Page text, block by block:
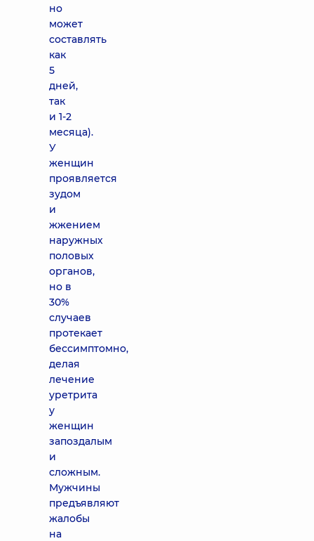
но
может
составлять
как
5
дней,
так
и 1-2
месяца).
У
женщин
проявляется
зудом
и
жжением
наружных
половых
органов,
но в
30%
случаев
протекает
бессимптомно,
делая
лечение
уретрита
у
женщин
запоздалым
и
сложным.
Мужчины
предъявляют
жалобы
на